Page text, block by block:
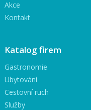
Akce
Kontakt
Katalog firem
Gastronomie
Ubytování
Cestovní ruch
Služby